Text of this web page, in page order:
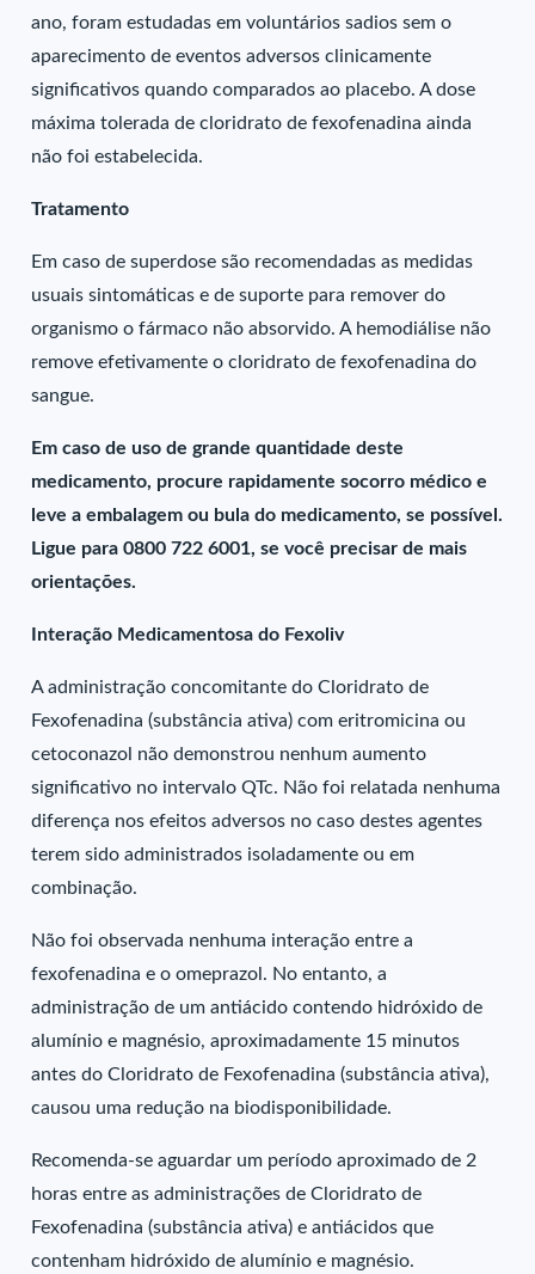
ano, foram estudadas em voluntários sadios sem o
aparecimento de eventos adversos clinicamente
significativos quando comparados ao placebo. A dose
máxima tolerada de cloridrato de fexofenadina ainda
não foi estabelecida.
Tratamento
Em caso de superdose são recomendadas as medidas
usuais sintomáticas e de suporte para remover do
organismo o fármaco não absorvido. A hemodiálise não
remove efetivamente o cloridrato de fexofenadina do
sangue.
Em caso de uso de grande quantidade deste
medicamento, procure rapidamente socorro médico e
leve a embalagem ou bula do medicamento, se possível.
Ligue para 0800 722 6001, se você precisar de mais
orientações.
Interação Medicamentosa do Fexoliv
A administração concomitante do Cloridrato de
Fexofenadina (substância ativa) com eritromicina ou
cetoconazol não demonstrou nenhum aumento
significativo no intervalo QTc. Não foi relatada nenhuma
diferença nos efeitos adversos no caso destes agentes
terem sido administrados isoladamente ou em
combinação.
Não foi observada nenhuma interação entre a
fexofenadina e o omeprazol. No entanto, a
administração de um antiácido contendo hidróxido de
alumínio e magnésio, aproximadamente 15 minutos
antes do Cloridrato de Fexofenadina (substância ativa),
causou uma redução na biodisponibilidade.
Recomenda-se aguardar um período aproximado de 2
horas entre as administrações de Cloridrato de
Fexofenadina (substância ativa) e antiácidos que
contenham hidróxido de alumínio e magnésio.